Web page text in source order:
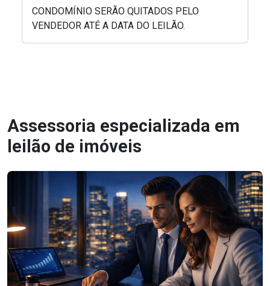
CONDOMÍNIO SERÃO QUITADOS PELO
VENDEDOR ATÉ A DATA DO LEILÃO.
Assessoria especializada em
leilão de imóveis